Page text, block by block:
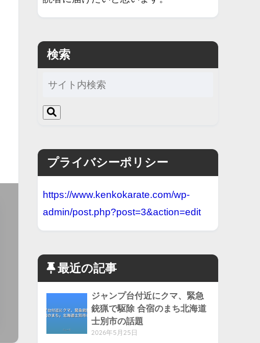
検索
プライバシーポリシー
https://www.kenkokarate.com/wp-
admin/post.php?post=3&action=edit
最近の記事
ジャンプ台付近にクマ、緊急
銃猟で駆除 合宿のまち北海道
士別市の話題
2026年5月25日